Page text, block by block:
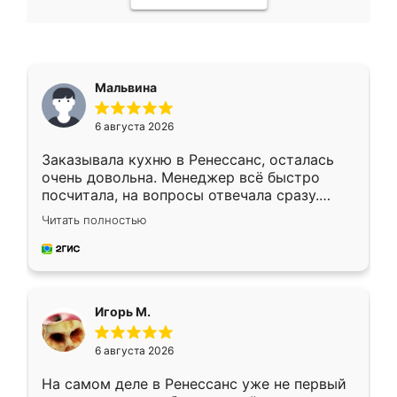
Мальвина
6 августа 2026
Заказывала кухню в Ренессанс, осталась
очень довольна. Менеджер всё быстро
посчитала, на вопросы отвечала сразу.
Замерщик приехал в субботу, подошёл к
делу со всей ответственностью. Собрали
за день, ребята работали аккуратно, даже
Читать полностью
Игорь М.
6 августа 2026
На самом деле в Ренессанс уже не первый